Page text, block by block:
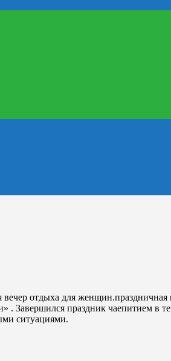
отдыха для
. Завершился праздник чаепитием
ситуациями.